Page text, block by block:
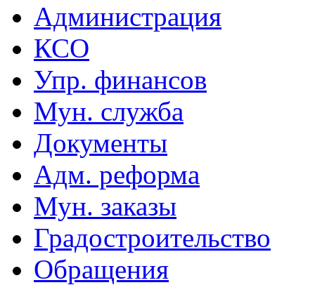
Администрация
КСО
Упр. финансов
Мун. служба
Документы
Адм. реформа
Мун. заказы
Градостроительство
Обращения